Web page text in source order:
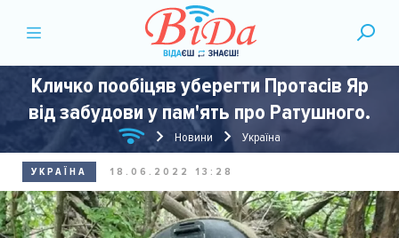
Кличко пообіцяв уберегти Протасів Яр
від забудови у пам'ять про Ратушного.
Новини Україна
УКРАЇНА 18.06.2022 13:28